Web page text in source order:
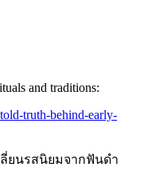
and traditions:
truth-behind-early-
ยนรสนิยมจากฟันดำ